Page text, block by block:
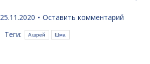
25.11.2020
Оставить комментарий
Теги:
Ашрей Шма